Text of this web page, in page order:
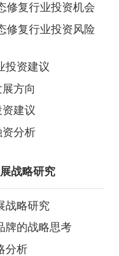
修复行业投资机会
修复行业投资风险
投资建议
方向
建议
分析
战略研究
战略研究
牌的战略思考
分析